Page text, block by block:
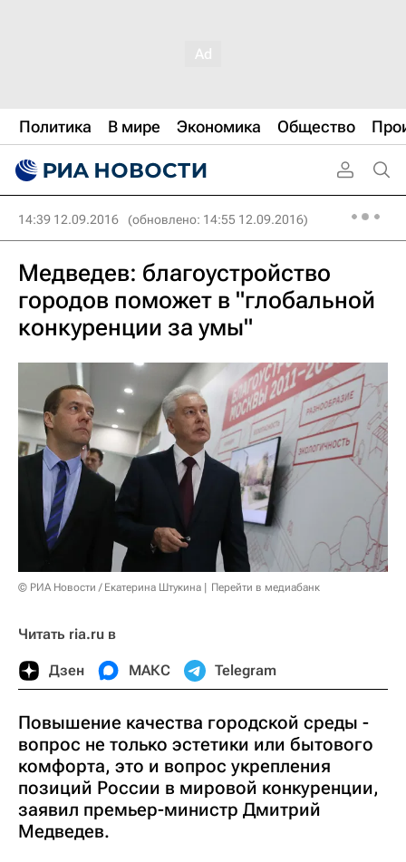
Политика В мире Экономика Общество
14:39 12.09.2016 (обновлено: 14:55 12.09.2016)
Медведев: благоустройство
городов поможет в "глобальной
конкуренции за умы"
© РИА Новости / Екатерина Штукина Перейти в медиабанк
Читать ria.ru в
Дзен МАКС Telegram
Повышение качества городской среды -
вопрос не только эстетики или бытового
комфорта, это и вопрос укрепления
позиций России в мировой конкуренции,
заявил премьер-министр Дмитрий
Медведев.